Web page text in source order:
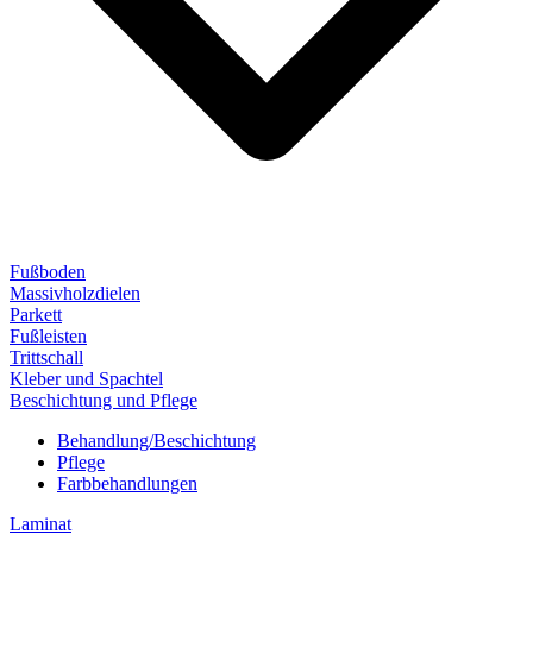
Fußboden
Massivholzdielen
Parkett
Fußleisten
Trittschall
Kleber und Spachtel
Beschichtung und Pflege
Behandlung/Beschichtung
Pflege
Farbbehandlungen
Laminat